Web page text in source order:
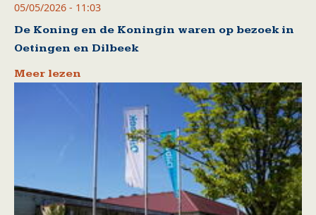
05/05/2026 - 11:03
De Koning en de Koningin waren op bezoek in
Oetingen en Dilbeek
Meer lezen